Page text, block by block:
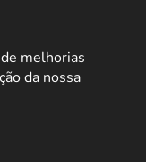
melhorias
da nossa